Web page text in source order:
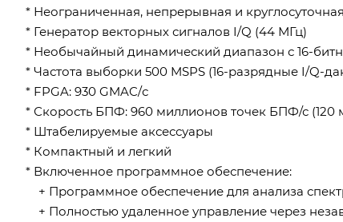
* Неограниченная, непрерывная и
* Генератор векторных сигналов I/Q (44 МГц)
* Необычайный динамический диапазон с 16-
* Частота выборки 500 MSPS (16-разрядные I/Q-
* FPGA: 930 GMAC/с
* Скорость БПФ: 960 миллионов точек БПФ/с
* Штабелируемые аксессуары
* Компактный и легкий
* Включенное программное обеспечение:
+ Программное обеспечение для анализа
+ Полностью удаленное управление через